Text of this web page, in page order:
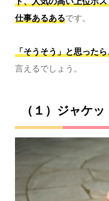
仕事あるあるです。
「そうそう」と思った
言えるでしょう。
（１）ジャケ